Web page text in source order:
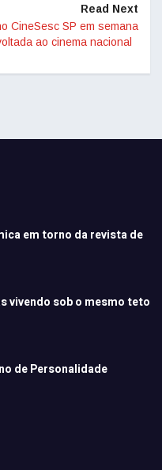
Read Next
CineSesc SP em semana
ao cinema nacional
em torno da revista de
vivendo sob o mesmo teto
de Personalidade